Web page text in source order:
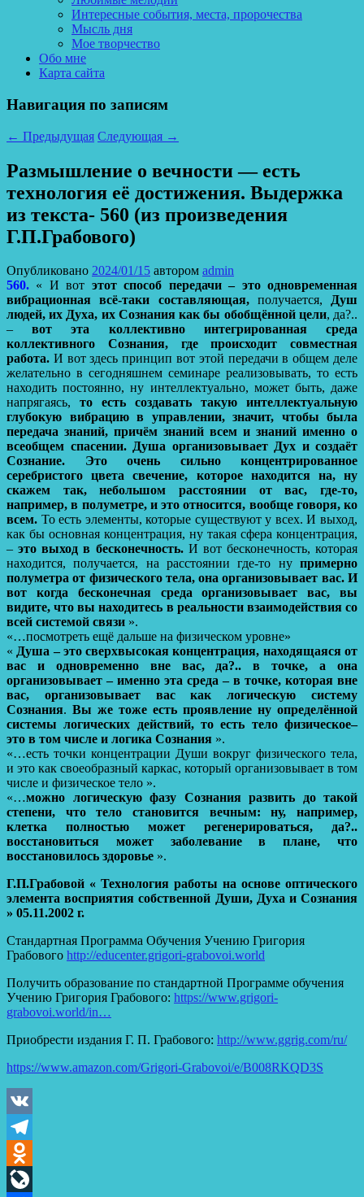
Интересные события, места, пророчества
Мысль дня
Мое творчество
Обо мне
Карта сайта
Навигация по записям
← Предыдущая Следующая →
Размышление о вечности — есть
технология её достижения. Выдержка
из текста- 560 (из произведения
Г.П.Грабового)
Опубликовано 2024/01/15 автором admin
560. « И вот этот способ передачи – это одновременная
вибрационная всё-таки составляющая,получается, Душ
людей, их Духа, их Сознания как бы обобщённой цели, да?..
–вот эта коллективно интегрированная среда
коллективного Сознания, где происходит совместная
работа. И вот здесь принцип вот этой передачи в общем деле
желательно в сегодняшнем семинаре реализовывать, то есть
находить постоянно, ну интеллектуально, может быть, даже
напрягаясь, то есть создавать такую интеллектуальную
глубокую вибрацию в управлении, значит, чтобы была
передача знаний, причём знаний всем и знаний именно о
всеобщем спасении. Душа организовывает Дух и создаёт
Сознание. Это очень сильно концентрированное
серебристого цвета свечение, которое находится на, ну
скажем так, небольшом расстоянии от вас, где-то,
например, в полуметре, и это относится, вообще говоря, ко
всем. То есть элементы, которые существуют у всех. И выход,
как бы основная концентрация, ну такая сфера концентрация,
–это выход в бесконечность.И вот бесконечность, которая
находится, получается, на расстоянии где-то ну примерно
полуметра от физического тела, она организовывает вас. И
вот когда бесконечная среда организовывает вас, вы
видите, что вы находитесь в реальности взаимодействия со
всей системой связи ».
«…посмотреть ещё дальше на физическом уровне»
«Душа – это сверхвысокая концентрация, находящаяся от
вас и одновременно вне вас, да?.. в точке, а она
организовывает – именно эта среда – в точке, которая вне
вас, организовывает вас как логическую систему
Сознания. Вы же тоже есть проявление ну определённой
системы логических действий, то есть тело физическое–
это в том числе и логика Сознания ».
«…есть точки концентрации Души вокруг физического тела,
и это как своеобразный каркас, который организовывает в том
числе и физическое тело ».
«…можно логическую фазу Сознания развить до такой
степени, что тело становится вечным: ну, например,
клетка полностью может регенерироваться, да?..
восстановиться может заболевание в плане, что
восстановилось здоровье ».
Г.П.Грабовой « Технология работы на основе оптического
элемента восприятия собственной Души, Духа и Сознания
» 05.11.2002 г.
Стандартная Программа Обучения Учению Григория
Грабового http://educenter.grigori-grabovoi.world
Получить образование по стандартной Программе обучения
Учению Григория Грабового: https://www.grigori-
grabovoi.world/in…
Приобрести издания Г. П. Грабового: http://www.ggrig.com/ru/
https://www.amazon.com/Grigori-Grabovoi/e/B008RKQD3S
VK
Telegram
Odnoklassniki